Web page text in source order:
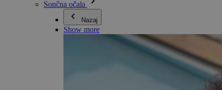
Sončna očala
Nazaj
Show more